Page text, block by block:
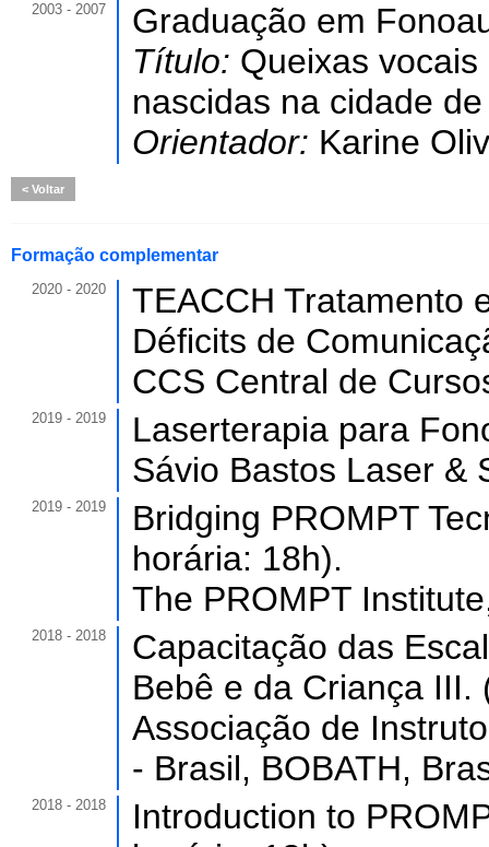
2003 - 2007
Graduação em
Título: Queixas
nascidas na cidade
Orientador: Karine
Voltar
Formação complementar
2020 - 2020
TEACCH Tratamento
Déficits de
CCS Central de
2019 - 2019
Laserterapia para
Sávio Bastos Laser &
2019 - 2019
Bridging PROMPT
horária: 18h).
The PROMPT
2018 - 2018
Capacitação das
Bebê e da Criança
Associação de
- Brasil, BOBATH,
2018 - 2018
Introduction to